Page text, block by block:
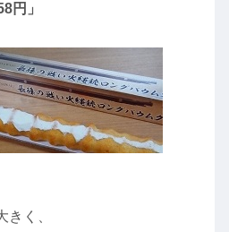
円」
きく、